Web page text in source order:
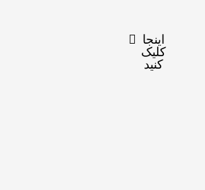
اینجا
کلیک
کنید